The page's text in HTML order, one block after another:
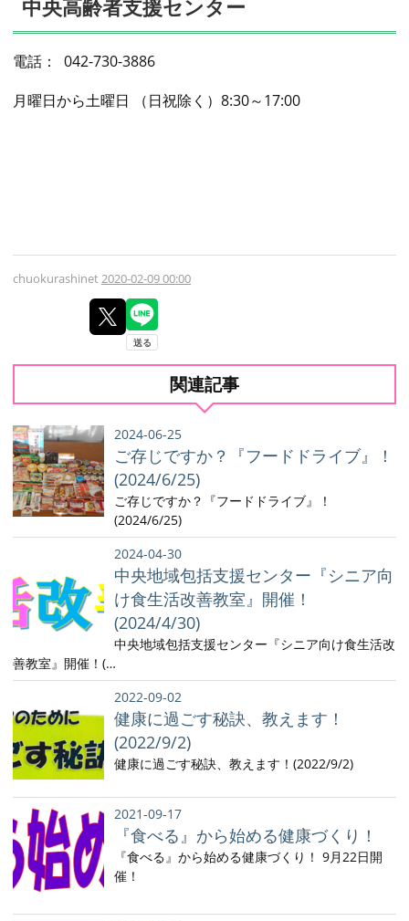
中央高齢者支援センター
電話： 042-730-3886
月曜日から土曜日 （日祝除く）8:30～17:00
chuokurashinet2020-02-09 00:00
関連記事
2024-06-25
ご存じですか？『フードドライブ』！
(2024/6/25)
ご存じですか？『フードドライブ』！
(2024/6/25)
2024-04-30
中央地域包括支援センター『シニア向
け食生活改善教室』開催！
(2024/4/30)
中央地域包括支援センター『シニア向け食生活改
善教室』開催！(…
2022-09-02
健康に過ごす秘訣、教えます！
(2022/9/2)
健康に過ごす秘訣、教えます！(2022/9/2)
2021-09-17
『食べる』から始める健康づくり！
『食べる』から始める健康づくり！ 9月22日開
催！